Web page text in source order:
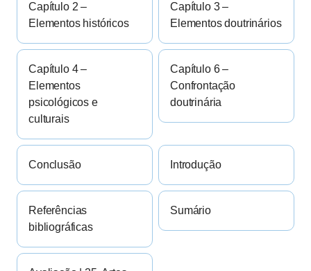
Capítulo 2 –
Elementos históricos
Capítulo 3 –
Elementos doutrinários
Capítulo 4 –
Elementos
psicológicos e
culturais
Capítulo 6 –
Confrontação
doutrinária
Conclusão Introdução
Referências
bibliográficas
Sumário